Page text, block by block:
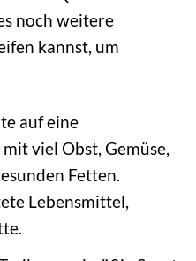
noch weitere
kannst, um
auf eine
viel Obst, Gemüse,
Fetten.
Lebensmittel,